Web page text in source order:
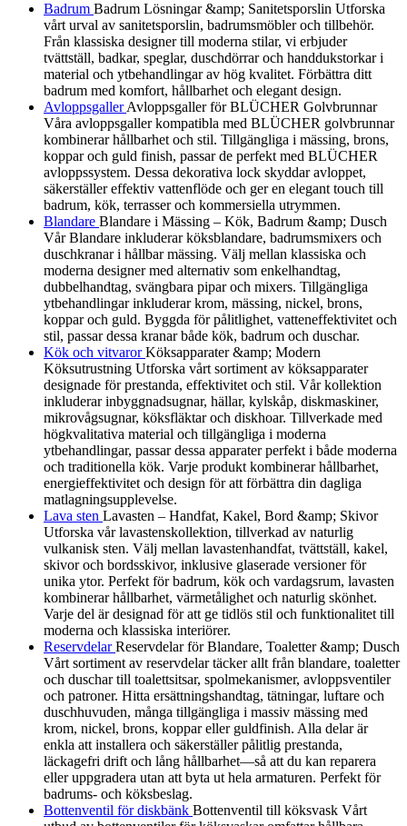
Badrum Badrum Lösningar &amp; Sanitetsporslin Utforska
vårt urval av sanitetsporslin, badrumsmöbler och tillbehör.
Från klassiska designer till moderna stilar, vi erbjuder
tvättställ, badkar, speglar, duschdörrar och handdukstorkar i
material och ytbehandlingar av hög kvalitet. Förbättra ditt
badrum med komfort, hållbarhet och elegant design.
AvloppsgallerAvloppsgaller för BLÜCHER Golvbrunnar
Våra avloppsgaller kompatibla med BLÜCHER golvbrunnar
kombinerar hållbarhet och stil. Tillgängliga i mässing, brons,
koppar och guld finish, passar de perfekt med BLÜCHER
avloppssystem. Dessa dekorativa lock skyddar avloppet,
säkerställer effektiv vattenflöde och ger en elegant touch till
badrum, kök, terrasser och kommersiella utrymmen.
Blandare Blandare i Mässing – Kök, Badrum &amp; Dusch
Vår Blandare inkluderar köksblandare, badrumsmixers och
duschkranar i hållbar mässing. Välj mellan klassiska och
moderna designer med alternativ som enkelhandtag,
dubbelhandtag, svängbara pipar och mixers. Tillgängliga
ytbehandlingar inkluderar krom, mässing, nickel, brons,
koppar och guld. Byggda för pålitlighet, vatteneffektivitet och
stil, passar dessa kranar både kök, badrum och duschar.
Kök och vitvarorKöksapparater &amp; Modern
Köksutrustning Utforska vårt sortiment av köksapparater
designade för prestanda, effektivitet och stil. Vår kollektion
inkluderar inbyggnadsugnar, hällar, kylskåp, diskmaskiner,
mikrovågsugnar, köksfläktar och diskhoar. Tillverkade med
högkvalitativa material och tillgängliga i moderna
ytbehandlingar, passar dessa apparater perfekt i både moderna
och traditionella kök. Varje produkt kombinerar hållbarhet,
energieffektivitet och design för att förbättra din dagliga
matlagningsupplevelse.
Lava sten Lavasten – Handfat, Kakel, Bord &amp; Skivor
Utforska vår lavastenskollektion, tillverkad av naturlig
vulkanisk sten. Välj mellan lavastenhandfat, tvättställ, kakel,
skivor och bordsskivor, inklusive glaserade versioner för
unika ytor. Perfekt för badrum, kök och vardagsrum, lavasten
kombinerar hållbarhet, värmetålighet och naturlig skönhet.
Varje del är designad för att ge tidlös stil och funktionalitet till
moderna och klassiska interiörer.
ReservdelarReservdelar för Blandare, Toaletter &amp; Dusch
Vårt sortiment av reservdelar täcker allt från blandare, toaletter
och duschar till toalettsitsar, spolmekanismer, avloppsventiler
och patroner. Hitta ersättningshandtag, tätningar, luftare och
duschhuvuden, många tillgängliga i massiv mässing med
krom, nickel, brons, koppar eller guldfinish. Alla delar är
enkla att installera och säkerställer pålitlig prestanda,
läckagefri drift och lång hållbarhet—så att du kan reparera
eller uppgradera utan att byta ut hela armaturen. Perfekt för
badrums- och köksbeslag.
Bottenventil för diskbänk Bottenventil till köksvask Vårt